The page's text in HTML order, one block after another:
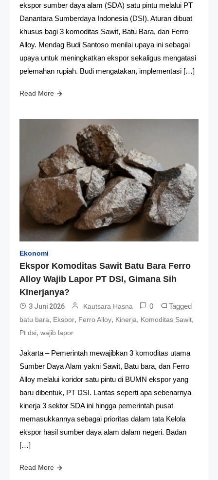
ekspor sumber daya alam (SDA) satu pintu melalui PT
Danantara Sumberdaya Indonesia (DSI). Aturan dibuat
khusus bagi 3 komoditas Sawit, Batu Bara, dan Ferro
Alloy. Mendag Budi Santoso menilai upaya ini sebagai
upaya untuk meningkatkan ekspor sekaligus mengatasi
pelemahan rupiah. Budi mengatakan, implementasi […]
Read More
Ekonomi
Ekspor Komoditas Sawit Batu Bara Ferro
Alloy Wajib Lapor PT DSI, Gimana Sih
Kinerjanya?
3 Juni 2026 Kautsara Hasna 0 Tagged
batu bara, Ekspor, Ferro Alloy, Kinerja, Komoditas Sawit,
Pt dsi, wajib lapor
Jakarta – Pemerintah mewajibkan 3 komoditas utama
Sumber Daya Alam yakni Sawit, Batu bara, dan Ferro
Alloy melalui koridor satu pintu di BUMN ekspor yang
baru dibentuk, PT DSI. Lantas seperti apa sebenarnya
kinerja 3 sektor SDA ini hingga pemerintah pusat
memasukkannya sebagai prioritas dalam tata Kelola
ekspor hasil sumber daya alam dalam negeri. Badan
[…]
Read More